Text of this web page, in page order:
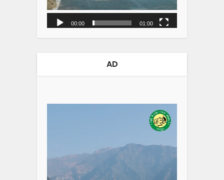
00:00 01:00
AD